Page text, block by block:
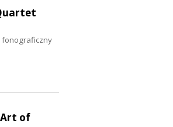
fonograficzny
Art of